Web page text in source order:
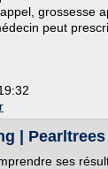
grossesse
peut
| Pearltrees
ses